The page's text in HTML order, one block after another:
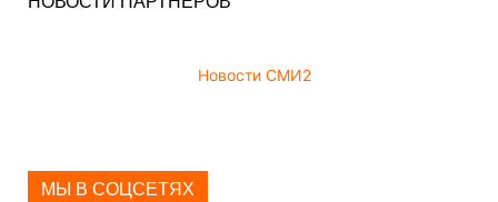
Новости СМИ2
МЫ В СОЦСЕТЯХ